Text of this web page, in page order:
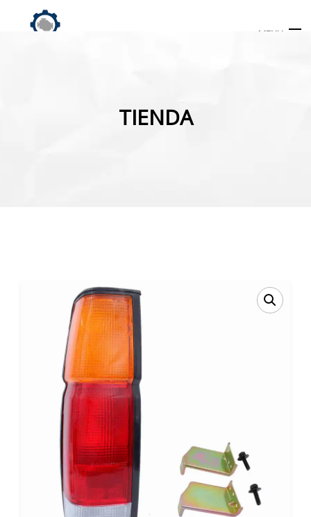
MENU
TIENDA